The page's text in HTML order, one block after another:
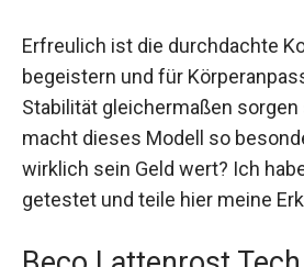
Erfreulich ist die durchdachte
begeistern und für
Stabilität gleichermaßen sorgen
macht dieses Modell so
wirklich sein Geld wert? Ich
getestet und teile hier meine